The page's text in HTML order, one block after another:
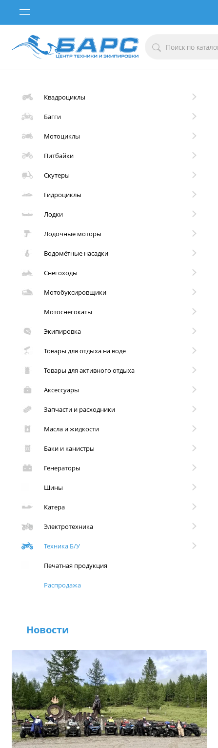
Квадроциклы
Багги
Мотоциклы
Питбайки
Скутеры
Гидроциклы
Лодки
Лодочные моторы
Водомётные насадки
Снегоходы
Мотобуксировщики
Мотоснегокаты
Экипировка
Товары для отдыха на воде
Товары для активного отдыха
Аксессуары
Запчасти и расходники
Масла и жидкости
Баки и канистры
Генераторы
Шины
Катера
Электротехника
Техника Б/У
Печатная продукция
Распродажа
Новости